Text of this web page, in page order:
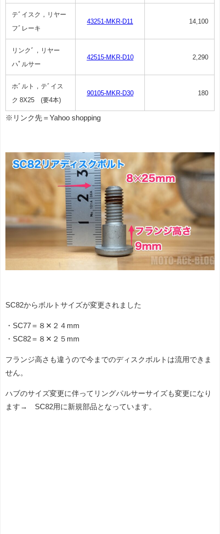
テﾞイスク，リヤー
フﾞレーキ
43251-MKR-D11 14,100
リンクﾞ，リヤー
ハﾟルサー
42515-MKR-D10 2,290
ホﾞルト，テﾞイス
ク 8X25 (要4本)
90105-MKR-D30 180
※リンク先＝Yahoo shopping
SC82からボルトサイズが変更されました
・SC77＝８✕２４mm
・SC82＝８✕２５mm
フランジ高さも違うので今までのディスクボルトは流用できま
せん。
ハブのサイズ変更に伴ってリングパルサーサイズも変更になり
ます→ SC82用に新規部品となっています。